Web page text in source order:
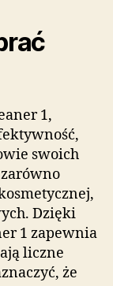
1,
swoich
Dzięki
1 zapewnia
liczne
że